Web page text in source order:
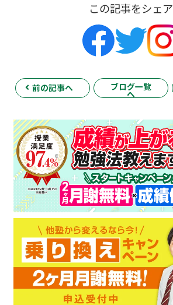
この記事をシェア
前の記事へ ブログ一覧
へ